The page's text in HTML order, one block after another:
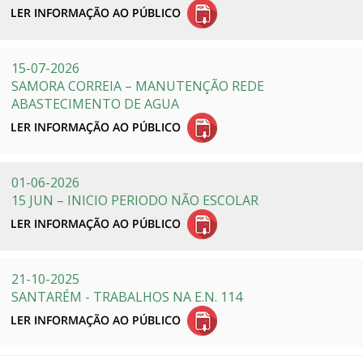
15-07-2026
SAMORA CORREIA – MANUTENÇÃO REDE
ABASTECIMENTO DE AGUA
01-06-2026
15 JUN – INICIO PERIODO NÃO ESCOLAR
21-10-2025
SANTARÉM - TRABALHOS NA E.N. 114